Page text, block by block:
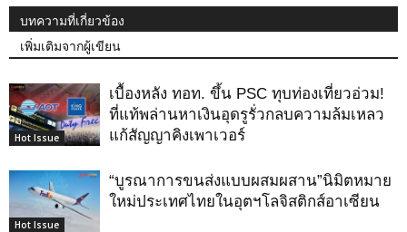
บทความที่เกี่ยวข้อง
เพิ่มเติมจากผู้เขียน
Hot Issue
เบื้องหลัง ทอท. ขึ้น PSC ทุบท่องเที่ยวอ่วม!
ที่แท้พล่านหาเงินอุดรูรั่วกลบความล้มเหลว
แก้สัญญาคิงเพาเวอร์
Hot Issue
“บูรณาการขนส่งแบบผสมผสาน”นิมิตหมาย
ใหม่ประเทศไทยในอุตฯโลจิสติกส์อาเซียน